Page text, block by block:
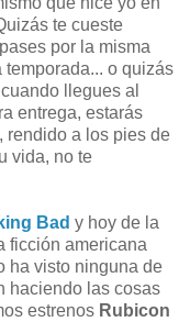
te cueste
por la misma
o quizás
llegues al
entrega, estarás
rendido a los pies de
vida, no te
Bad y hoy de la
ficción americana
ha visto ninguna de
haciendo las cosas
estrenos Rubicon